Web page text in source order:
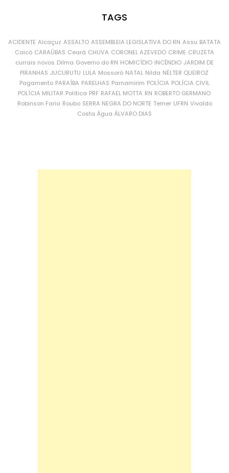
TAGS
ACIDENTE Alcaçuz ASSALTO ASSEMBLEIA LEGISLATIVA DO RN Assu BATATA
Caicó CARAÚBAS Ceará CHUVA CORONEL AZEVEDO CRIME CRUZETA
currais novos Dilma Governo do RN HOMICÍDIO INCÊNDIO JARDIM DE
PIRANHAS JUCURUTU LULA Mossoró NATAL Nilda NÉLTER QUEIROZ
Pagamento PARAÍBA PARELHAS Parnamirim POLÍCIA POLÍCIA CIVIL
POLÍCIA MILITAR Política PRF RAFAEL MOTTA RN ROBERTO GERMANO
Robinson Faria Roubo SERRA NEGRA DO NORTE Temer UFRN Vivaldo
Costa Água ÁLVARO DIAS